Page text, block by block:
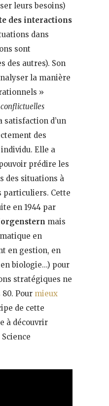
leurs besoins)
des interactions
dans
sont
des autres). Son
la manière
»
satisfaction d’un
des
Elle a
prédire les
des situations à
particuliers. Cette
en 1944 par
mais
en
en gestion, en
biologie…) pour
stratégiques ne
80. Pour mieux
de cette
à découvrir